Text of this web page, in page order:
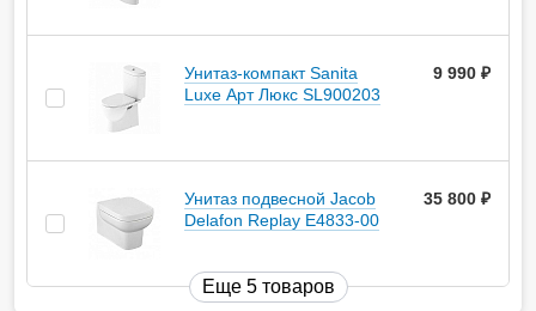
Унитаз-компакт Sanita
Luxe Арт Люкс SL900203
9 990
Унитаз подвесной Jacob
Delafon Replay E4833-00
35 800
Еще 5 товаров